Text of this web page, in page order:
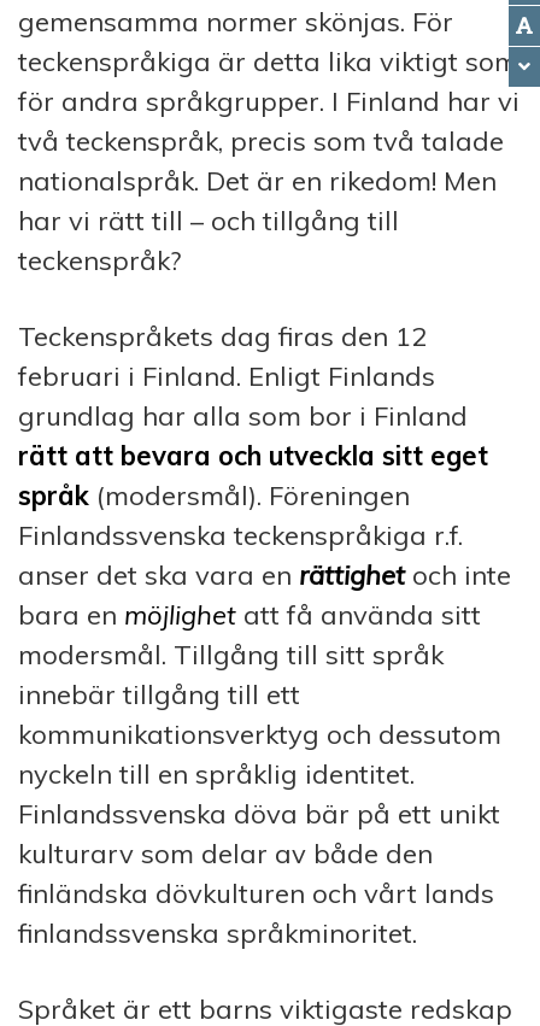
gemensamma normer skönjas. För
teckenspråkiga är detta lika viktigt som
för andra språkgrupper. I Finland har vi
två teckenspråk, precis som två talade
nationalspråk. Det är en rikedom! Men
har vi rätt till – och tillgång till
teckenspråk?
Teckenspråkets dag firas den 12
februari i Finland. Enligt Finlands
grundlag har alla som bor i Finland
rätt att bevara och utveckla sitt eget
språk (modersmål). Föreningen
Finlandssvenska teckenspråkiga r.f.
anser det ska vara en rättighetoch inte
bara en möjlighet att få använda sitt
modersmål. Tillgång till sitt språk
innebär tillgång till ett
kommunikationsverktyg och dessutom
nyckeln till en språklig identitet.
Finlandssvenska döva bär på ett unikt
kulturarv som delar av både den
finländska dövkulturen och vårt lands
finlandssvenska språkminoritet.
Språket är ett barns viktigaste redskap